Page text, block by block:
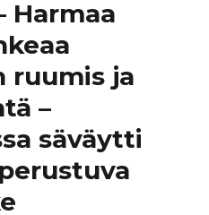
Harmaa
ruumis ja
–
säväytti